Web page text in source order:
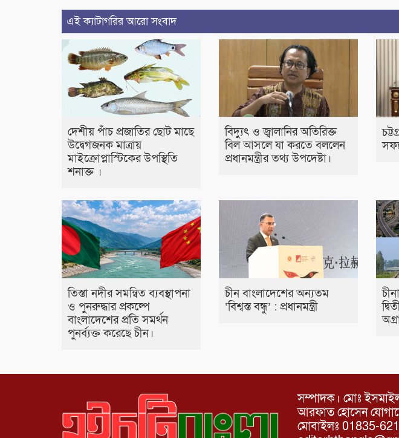
এই ক্যাটাগরির আরো সংবাদ
দেশীয় পাঁচ প্রজাতির ছোট মাছে
উদ্বেগজনক মাত্রায়
মাইক্রোপ্লাস্টিকের উপস্থিতি
শনাক্ত ।
বিদ্যুৎ ও জ্বালানির অতিরিক্ত
বিল আসলে যা করতে বললেন
প্রধানমন্ত্রীর তথ্য উপদেষ্টা।
তিস্তা নদীর সমন্বিত ব্যবস্থাপনা
ও পুনরুদ্ধার প্রকল্পে
বাংলাদেশের প্রতি সমর্থন
পুনর্ব্যক্ত করেছে চীন।
চীন বাংলাদেশের অন্যতম
‘বিশ্বস্ত বন্ধু’ : প্রধানমন্ত্রী
সম্পাদক। মোঃ
আরফাত হোসেন
মোবাইলঃ 01835-